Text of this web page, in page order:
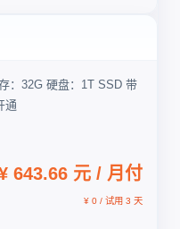
：32G 硬盘：1T SSD 带
通
643.66 元 / 月付
¥ 0 / 试用 3 天